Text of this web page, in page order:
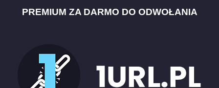
PREMIUM ZA DARMO DO ODWOŁANIA